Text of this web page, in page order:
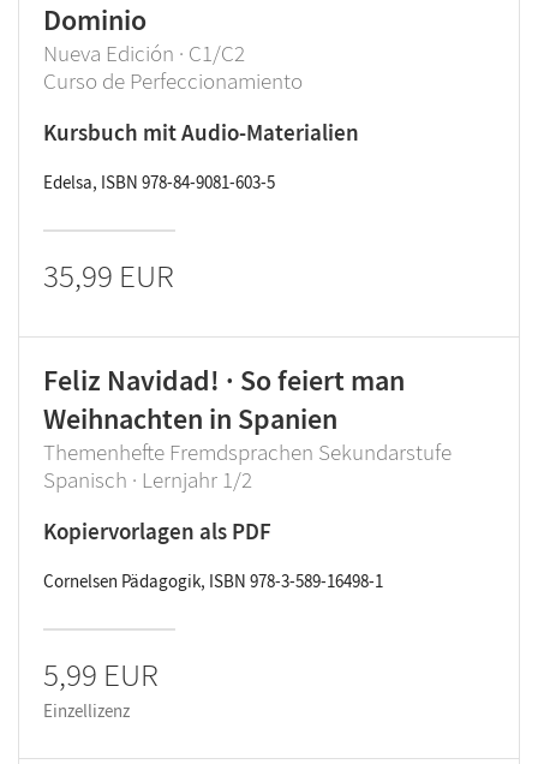
Dominio
Nueva Edición · C1/C2
Curso de Perfeccionamiento
Kursbuch mit Audio-Materialien
Edelsa, ISBN 978-84-9081-603-5
35,99 EUR
Feliz Navidad! · So feiert man
Weihnachten in Spanien
Themenhefte Fremdsprachen Sekundarstufe
Spanisch · Lernjahr 1/2
Kopiervorlagen als PDF
Cornelsen Pädagogik, ISBN 978-3-589-16498-1
5,99 EUR
Einzellizenz